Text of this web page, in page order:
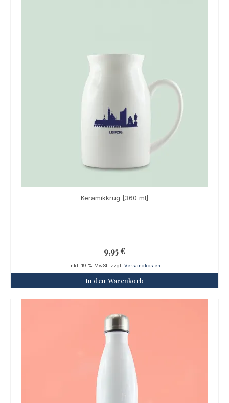
Keramikkrug [360 ml]
9,95€
inkl. 19 % MwSt. zzgl. Versandkosten
In den Warenkorb